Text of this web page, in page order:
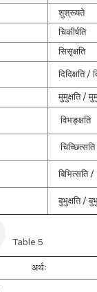
शुश्रूषते
चिकीर्षति
सिसृक्षति
दिदिक्षति /
मुमुक्षति /
विभङ्क्षति
चिच्छित्सति
बिभित्सति
बुभुक्षति /
Table 5
अर्थः